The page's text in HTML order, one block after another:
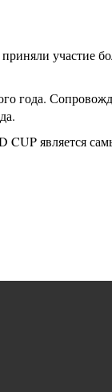
участие
года.
является